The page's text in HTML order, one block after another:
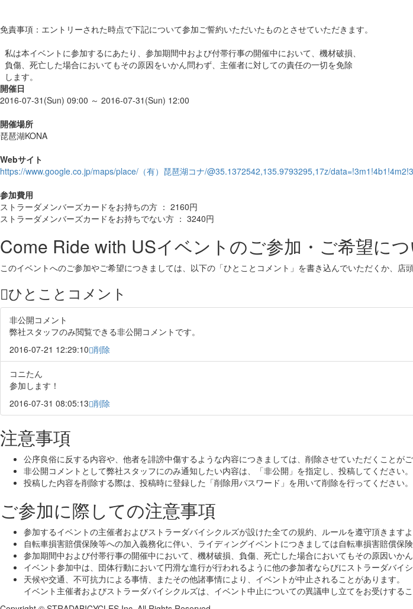
免責事項：エントリーされた時点で下記について参加ご誓約いただいたものとさせていただきます。
私は本イベントに参加するにあたり、参加期間中および付帯行事の開催中において、機材破損、
負傷、死亡した場合においてもその原因をいかん問わず、主催者に対しての責任の一切を免除
します。
開催日
2016-07-31(Sun) 09:00 ～ 2016-07-31(Sun) 12:00
開催場所
琵琶湖KONA
Webサイト
https://www.google.co.jp/maps/place/（有）琵琶湖コナ/@35.1372542,135.9793295,17z/
参加費用
ストラーダメンバーズカードをお持ちの方 ： 2160円
ストラーダメンバーズカードをお持ちでない方 ： 3240円
Come Ride with USイベントのご参加・ご希望に
このイベントへのご参加やご希望につきましては、以下の「ひとことコメント」を書き込んでいただくか、店
ひとことコメント
非公開コメント
弊社スタッフのみ閲覧できる非公開コメントです。
2016-07-21 12:29:10 削除
コニたん
参加します！
2016-07-31 08:05:13 削除
注意事項
公序良俗に反する内容や、他者を誹謗中傷するような内容につきましては、削除させていただくことがご
非公開コメントとして弊社スタッフにのみ通知したい内容は、「非公開」を指定し、投稿してください。
投稿した内容を削除する際は、投稿時に登録した「削除用パスワード」を用いて削除を行ってください。
ご参加に際しての注意事項
参加するイベントの主催者およびストラーダバイシクルズが設けた全ての規約、ルールを遵守頂きますよ
自転車損害賠償保険等への加入義務化に伴い、ライディングイベントにつきましては自転車損害賠償保
参加期間中および付帯行事の開催中において、機材破損、負傷、死亡した場合においてもその原因いか
イベント参加中は、団体行動において円滑な進行が行われるように他の参加者ならびにストラーダバイ
天候や交通、不可抗力による事情、またその他諸事情により、イベントが中止されることがあります。
イベント主催者およびストラーダバイシクルズは、イベント中止についての異議申し立てをお受けする